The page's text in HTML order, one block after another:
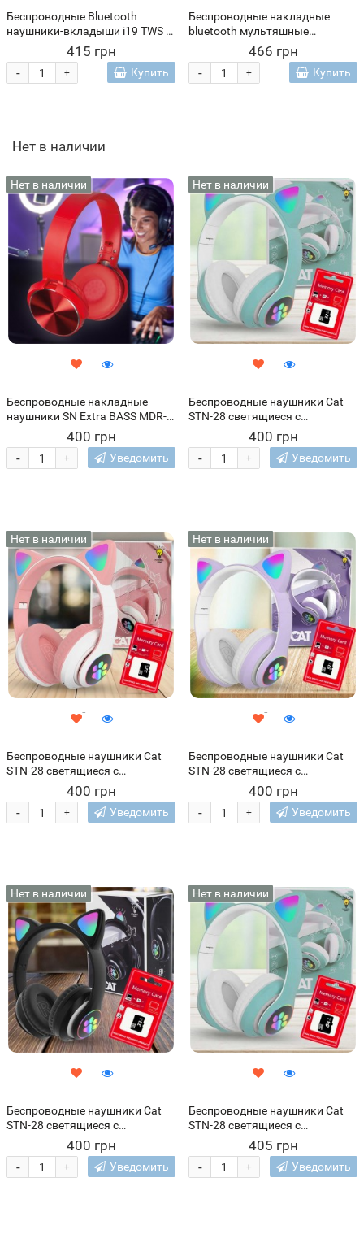
Беспроводные Bluetooth
наушники-вкладыши i19 TWS с
кейсом (626)415 грн
+
- Купить
Беспроводные накладные
bluetooth мультяшные
наушники "Стич" KT-100
(509/4665)
466 грн
+
- Купить
Нет в наличии
Нет в наличии
Беспроводные накладные
наушники SN Extra BASS MDR-
XB950BT Красный
400 грн
+
- Уведомить
Нет в наличии
Беспроводные наушники Cat
STN-28 светящиеся с
кошачьими ушками + карта
памяти 32 GB, Бирюзовый
400 грн
+
- Уведомить
Нет в наличии
Беспроводные наушники Cat
STN-28 светящиеся с
кошачьими ушками + карта
памяти 32 GB, Розовый
400 грн
+
- Уведомить
Нет в наличии
Беспроводные наушники Cat
STN-28 светящиеся с
кошачьими ушками + карта
памяти 32 GB, Фиолетовый
400 грн
+
- Уведомить
Нет в наличии
Беспроводные наушники Cat
STN-28 светящиеся с
кошачьими ушками + карта
памяти 32 GB, Черный
400 грн
+
- Уведомить
Нет в наличии
Беспроводные наушники Cat
STN-28 светящиеся с
кошачьими ушками + карта
памяти 64 GB, Бирюзовый
405 грн
+
- Уведомить